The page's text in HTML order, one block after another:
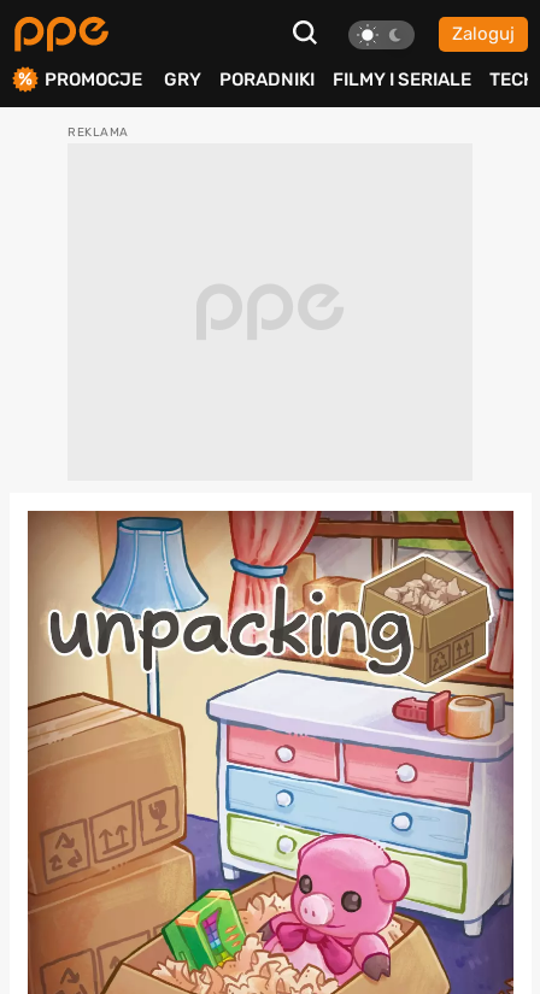
Zaloguj
PROMOCJE GRY PORADNIKI FILMY I SERIALE TECH